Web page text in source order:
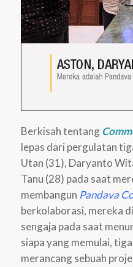
Berkisah tentang
lepas dari pergulatan
Utan (31), Daryanto
Tanu (28) pada saat
membangun Pandava
berkolaborasi, mereka
sengaja pada saat
siapa yang memulai,
merancang sebuah